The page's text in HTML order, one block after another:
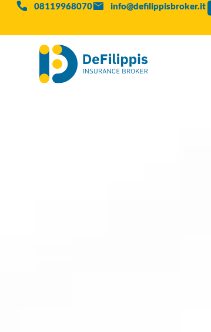
08119968070 info@defilippisbroker.it